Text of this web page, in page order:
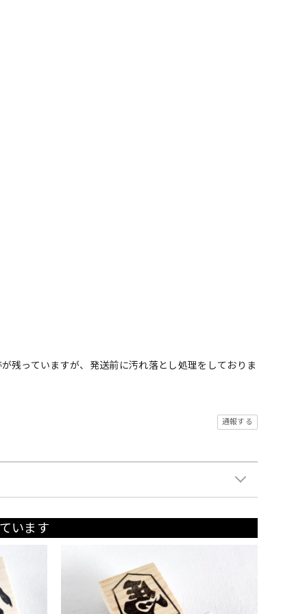
残っていますが、発送前に汚れ落とし処理をしておりま
通報する
います